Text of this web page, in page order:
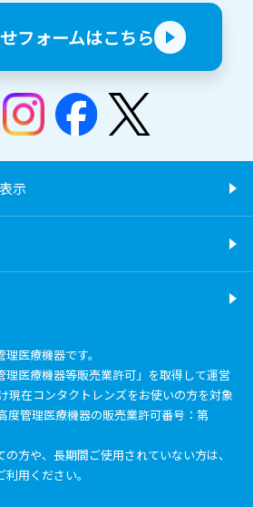
フォームはこちら
示
医療機器です。
理医療機器等販売業許可」を取得して運営
現在コンタクトレンズをお使いの方を対象
度管理医療機器の販売業許可番号：第
方や、長期間ご使用されていない方は、
用ください。